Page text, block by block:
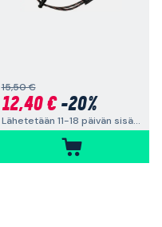
15,50 €
12,40 €-20%
Lähetetään 11-18 päivän sisällä